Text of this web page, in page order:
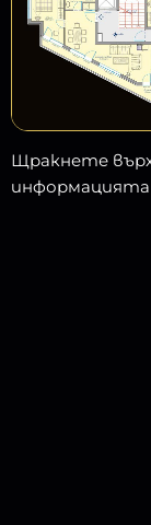
Щракнете
информацията